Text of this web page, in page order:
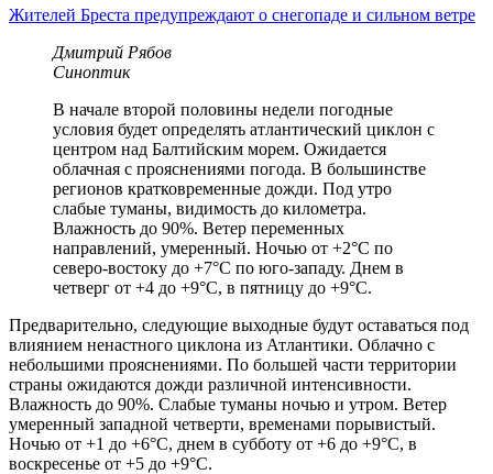
Жителей Бреста предупреждают о снегопаде и сильном ветре
Дмитрий Рябов
Синоптик
В начале второй половины недели погодные
условия будет определять атлантический циклон с
центром над Балтийским морем. Ожидается
облачная с прояснениями погода. В большинстве
регионов кратковременные дожди. Под утро
слабые туманы, видимость до километра.
Влажность до 90%. Ветер переменных
направлений, умеренный. Ночью от +2°C по
северо-востоку до +7°C по юго-западу. Днем в
четверг от +4 до +9°C, в пятницу до +9°C.
Предварительно, следующие выходные будут оставаться под
влиянием ненастного циклона из Атлантики. Облачно с
небольшими прояснениями. По большей части территории
страны ожидаются дожди различной интенсивности.
Влажность до 90%. Слабые туманы ночью и утром. Ветер
умеренный западной четверти, временами порывистый.
Ночью от +1 до +6°C, днем в субботу от +6 до +9°C, в
воскресенье от +5 до +9°C.